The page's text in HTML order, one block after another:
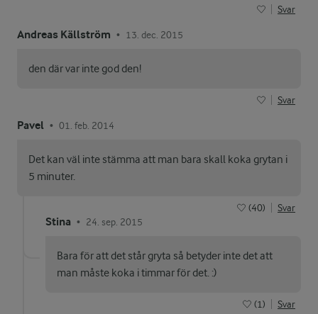
Svar
Andreas Källström • 13. dec. 2015
den där var inte god den!
Svar
Pavel • 01. feb. 2014
Det kan väl inte stämma att man bara skall koka grytan i
5 minuter.
(40) Svar
Stina • 24. sep. 2015
Bara för att det står gryta så betyder inte det att
man måste koka i timmar för det. :)
(1) Svar